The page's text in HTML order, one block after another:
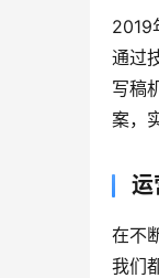
2019
通过
写稿
案，
运
在不
我们